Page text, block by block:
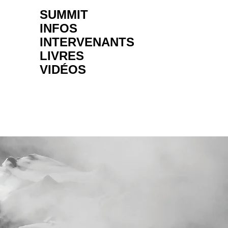
SUMMIT
INFOS
INTERVENANTS
LIVRES
VIDÉOS